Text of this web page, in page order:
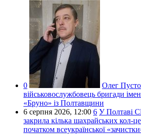
0 Олег
військовослужбовець бригади
«Бруно» із Полтавщини
6 серпня 2026, 12:00 6 У Полтаві
закрила кілька шахрайських кол-
початком всеукраїнської